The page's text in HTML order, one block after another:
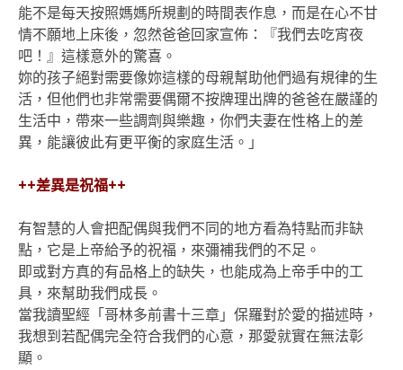
能不是每天按照媽媽所規劃的時間表作息，而是在心不甘
情不願地上床後，忽然爸爸回家宣佈：『我們去吃宵夜
吧！』這樣意外的驚喜。
妳的孩子絕對需要像妳這樣的母親幫助他們過有規律的生
活，但他們也非常需要偶爾不按牌理出牌的爸爸在嚴謹的
生活中，帶來一些調劑與樂趣，你們夫妻在性格上的差
異，能讓彼此有更平衡的家庭生活。」
++差異是祝福++
有智慧的人會把配偶與我們不同的地方看為特點而非缺
點，它是上帝給予的祝福，來彌補我們的不足。
即或對方真的有品格上的缺失，也能成為上帝手中的工
具，來幫助我們成長。
當我讀聖經「哥林多前書十三章」保羅對於愛的描述時，
我想到若配偶完全符合我們的心意，那愛就實在無法彰
顯。